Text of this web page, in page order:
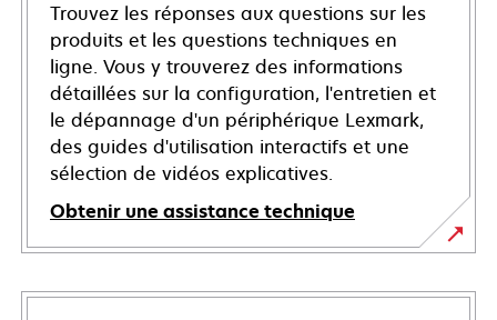
Trouvez les réponses aux questions sur les
produits et les questions techniques en
ligne. Vous y trouverez des informations
détaillées sur la configuration, l'entretien et
le dépannage d'un périphérique Lexmark,
des guides d'utilisation interactifs et une
sélection de vidéos explicatives.
Obtenir une assistance technique
s’ouvre
dans